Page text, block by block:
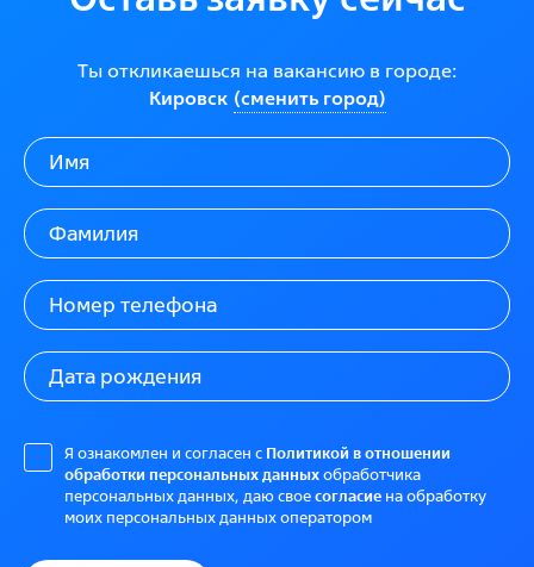
Ты откликаешься на вакансию в городе:
Кировск (сменить город)
Я ознакомлен и согласен с Политикой в отношении
обработки персональных данныхобработчика
персональных данных, даю своесогласие на обработку
моих персональных данных оператором